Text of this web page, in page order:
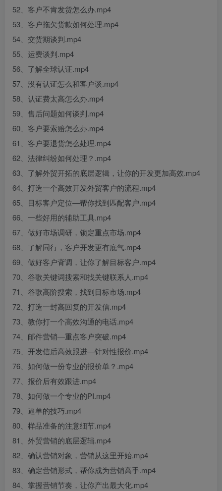
52、客户不肯发货怎么办.mp4
53、客户拖欠货款如何处理.mp4
54、交货期谈判.mp4
55、运费谈判.mp4
56、了解全球认证.mp4
57、没有认证怎么和客户谈.mp4
58、认证费太高怎么办.mp4
59、售后问题如何谈判.mp4
60、客户要索赔怎么办.mp4
61、客户要退货怎么处理.mp4
62、法律纠纷如何处理？.mp4
63、了解外贸开拓的底层逻辑，让你的开发更加高效.mp4
64、打造一个高效开发外贸客户的流程.mp4
65、目标客户定位—帮你找到匹配客户.mp4
66、一些好用的辅助工具.mp4
67、做好市场调研，锁定重点市场.mp4
68、了解同行，客户开发更有底气.mp4
69、做好客户背调，让你了解目标客户.mp4
70、谷歌关键词搜索和找关键联系人.mp4
71、谷歌高阶搜索，找到目标市场.mp4
72、打造一封高回复的开发信.mp4
73、教你打一个高效沟通的电话.mp4
74、邮件营销—重点客户突破.mp4
75、开发信后高效跟进—针对性报价.mp4
76、如何做一份专业的报价单？.mp4
77、报价后有效跟进.mp4
78、如何做一个专业的PI.mp4
79、逼单的技巧.mp4
80、样品准备的注意细节.mp4
81、外贸营销的底层逻辑.mp4
82、确认营销对象，营销从这里开始.mp4
83、确定营销形式，帮你成为营销高手.mp4
84、掌握营销节奏，让你产出最大化.mp4